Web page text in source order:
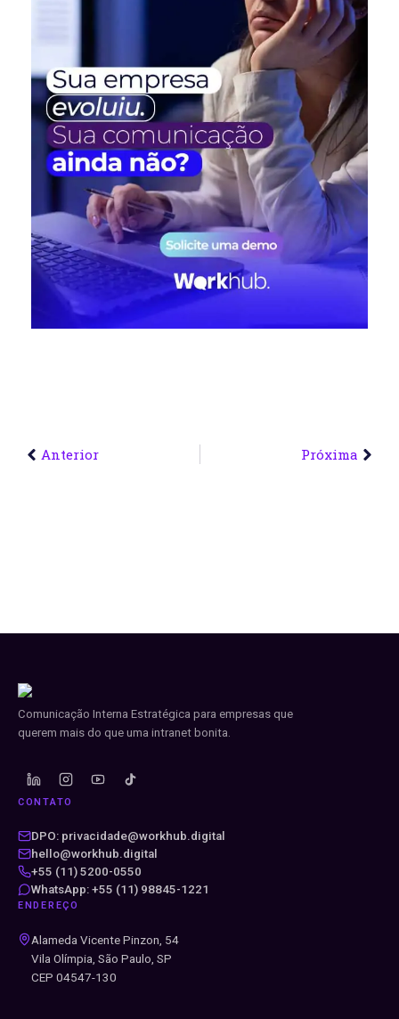
Anterior Próxima
Comunicação Interna Estratégica para empresas que
querem mais do que uma intranet bonita.
CONTATO
DPO: privacidade@workhub.digital
hello@workhub.digital
+55 (11) 5200-0550
WhatsApp: +55 (11) 98845-1221
ENDEREÇO
Alameda Vicente Pinzon, 54
Vila Olímpia, São Paulo, SP
CEP 04547-130